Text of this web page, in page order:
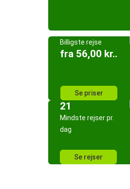
Billigste rejse
fra 56,00 kr..
Se priser
21
Mindste rejser pr.
dag
Se rejser